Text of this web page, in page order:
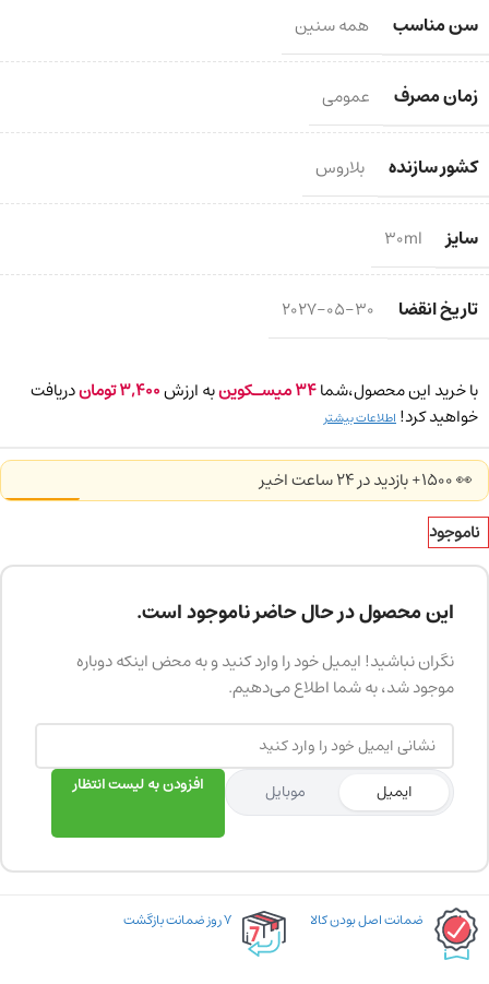
سن مناسب همه سنین
زمان مصرف عمومی
کشور سازنده بلاروس
سایز 30ml
تاریخ انقضا 2027-05-30
با خرید این محصول،شما34میسـکوینبه ارزش3,400توماندریافت
خواهید کرد! اطلاعات بیشتر
👀 1500+ بازدید در ۲۴ ساعت اخیر
ناموجود
این محصول در حال حاضر ناموجود است.
نگران نباشید! ایمیل خود را وارد کنید و به محض اینکه دوباره
موجود شد، به شما اطلاع می‌دهیم.
ایمیل موبایل افزودن به لیست انتظار
ضمانت اصل بودن کالا ۷ روز ضمانت بازگشت